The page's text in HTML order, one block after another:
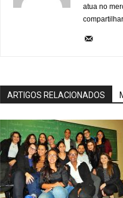
atua no
ARTIGOS RELACIONADOS